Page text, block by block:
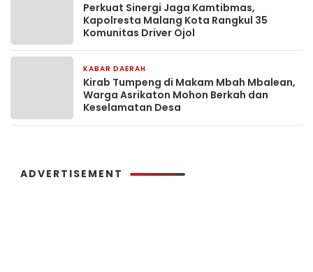
Perkuat Sinergi Jaga Kamtibmas,
Kapolresta Malang Kota Rangkul 35
Komunitas Driver Ojol
KABAR DAERAH
Kirab Tumpeng di Makam Mbah Mbalean,
Warga Asrikaton Mohon Berkah dan
Keselamatan Desa
ADVERTISEMENT